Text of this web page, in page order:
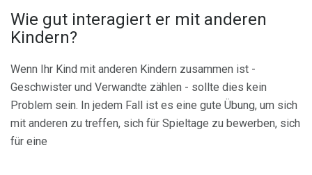
Wie gut interagiert er mit anderen
Kindern?
Wenn Ihr Kind mit anderen Kindern zusammen ist -
Geschwister und Verwandte zählen - sollte dies kein
Problem sein. In jedem Fall ist es eine gute Übung, um sich
mit anderen zu treffen, sich für Spieltage zu bewerben, sich
für eine